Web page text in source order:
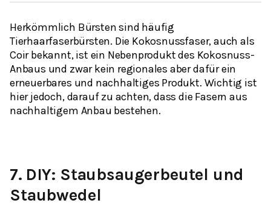
Herkömmlich Bürsten sind häufig
Tierhaarfaserbürsten. Die Kokosnussfaser, auch als
Coir bekannt, ist ein Nebenprodukt des Kokosnuss-
Anbaus und zwar kein regionales aber dafür ein
erneuerbares und nachhaltiges Produkt. Wichtig ist
hier jedoch, darauf zu achten, dass die Fasern aus
nachhaltigem Anbau bestehen.
7. DIY: Staubsaugerbeutel und
Staubwedel